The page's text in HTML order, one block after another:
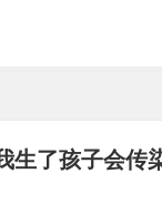
生了孩子会传